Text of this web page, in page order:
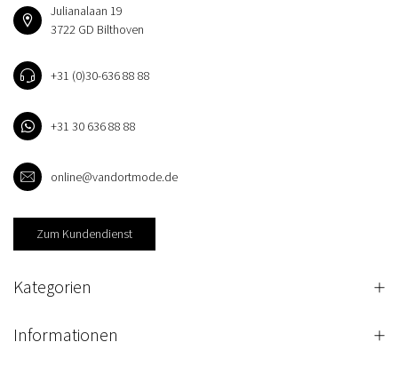
Julianalaan 19
3722 GD Bilthoven
+31 (0)30-636 88 88
+31 30 636 88 88
online@vandortmode.de
Zum Kundendienst
Kategorien
Informationen